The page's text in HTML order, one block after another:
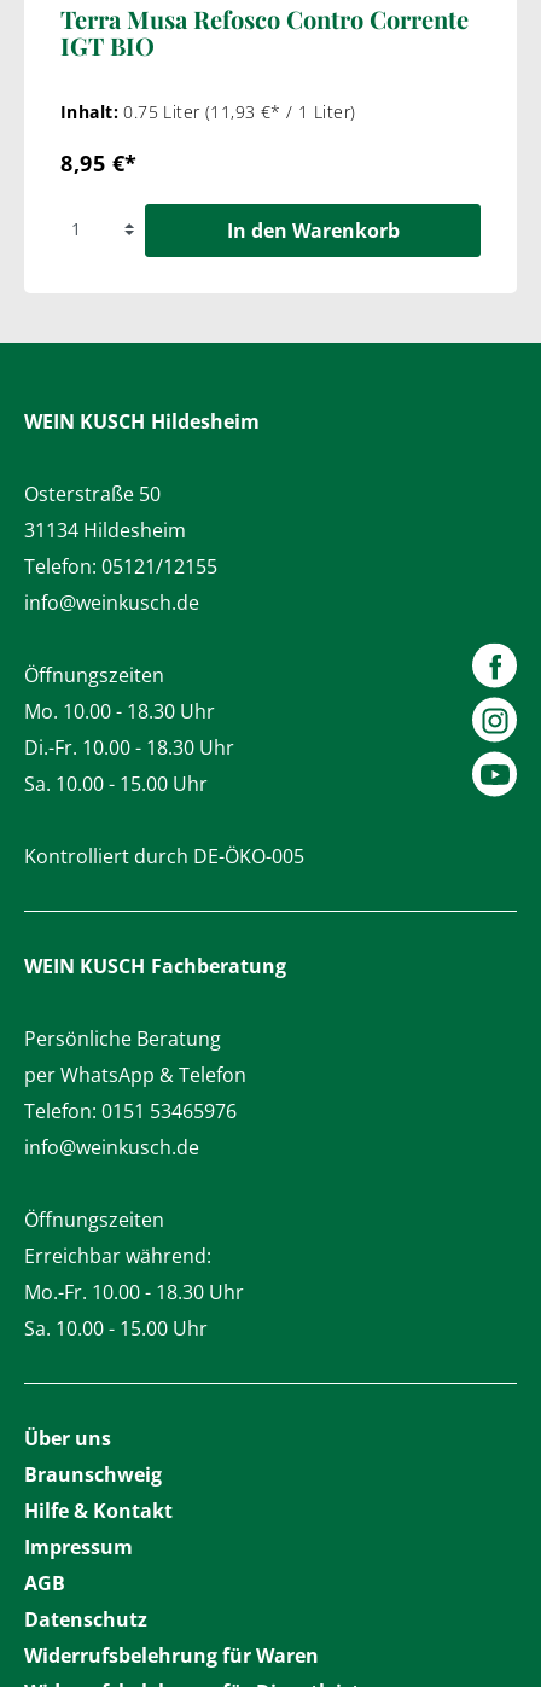
Terra Musa Refosco Contro Corrente
IGT BIO
Inhalt:0.75 Liter (11,93 €* / 1 Liter)
8,95 €*
In den Warenkorb
WEIN KUSCH Hildesheim
Osterstraße 50
31134 Hildesheim
Telefon: 05121/12155
info@weinkusch.de
Öffnungszeiten
Mo. 10.00 - 18.30 Uhr
Di.-Fr. 10.00 - 18.30 Uhr
Sa. 10.00 - 15.00 Uhr
Kontrolliert durch DE-ÖKO-005
WEIN KUSCH Fachberatung
Persönliche Beratung
per WhatsApp & Telefon
Telefon: 0151 53465976
info@weinkusch.de
Öffnungszeiten
Erreichbar während:
Mo.-Fr. 10.00 - 18.30 Uhr
Sa. 10.00 - 15.00 Uhr
Über uns
Braunschweig
Hilfe & Kontakt
Impressum
AGB
Datenschutz
Widerrufsbelehrung für Waren